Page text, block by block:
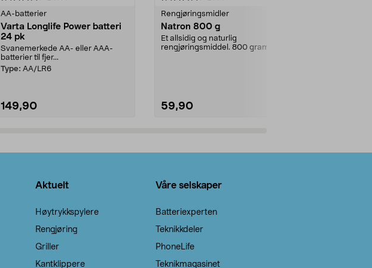
AA-batterier
Varta Longlife Power batteri
24 pk
Svanemerkede AA- eller AAA-
batterier til fjer...
Type: AA/LR6
149,90
Rengjøringsmidler
Natron 800 g
Et allsidig og naturlig
rengjøringsmiddel. 800 gram
59,90
Aktuelt
Høytrykkspylere
Rengjøring
Griller
Kantklippere
Våre selskaper
Batteriexperten
Teknikkdeler
PhoneLife
Teknikmagasinet